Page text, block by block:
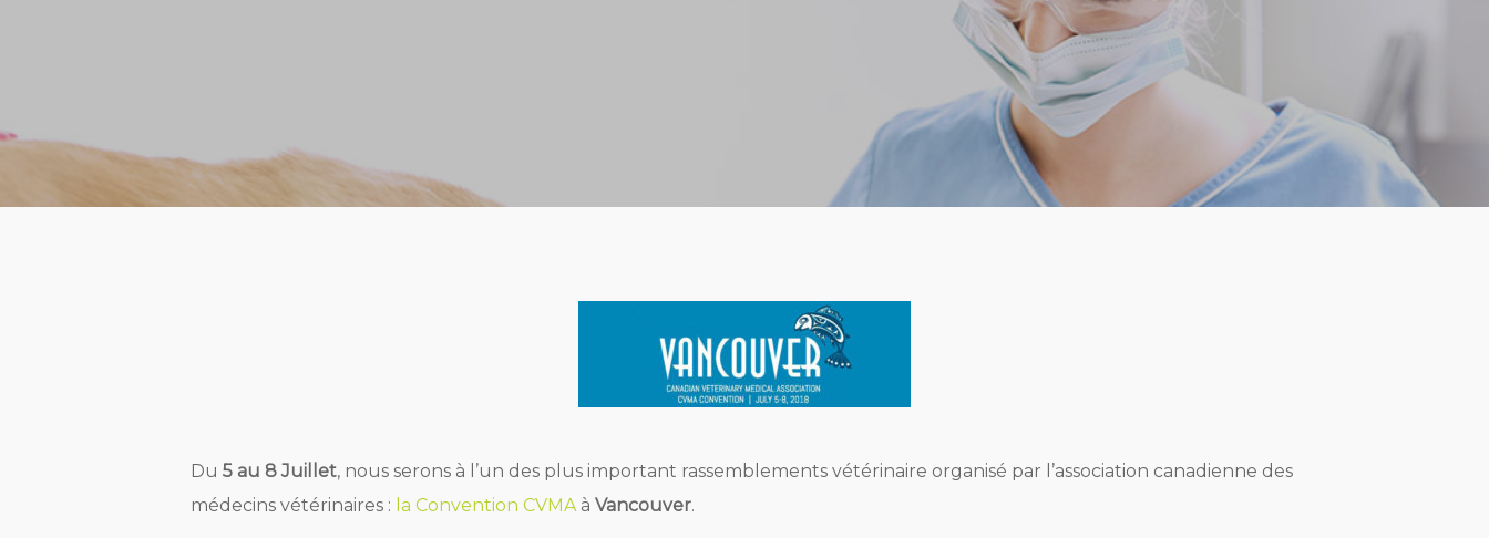
Du 5 au 8 Juillet, nous serons à l’un des plus important rassemblements vétérinaire organisé par l’association canadienne des
médecins vétérinaires : la Convention CVMAà Vancouver.